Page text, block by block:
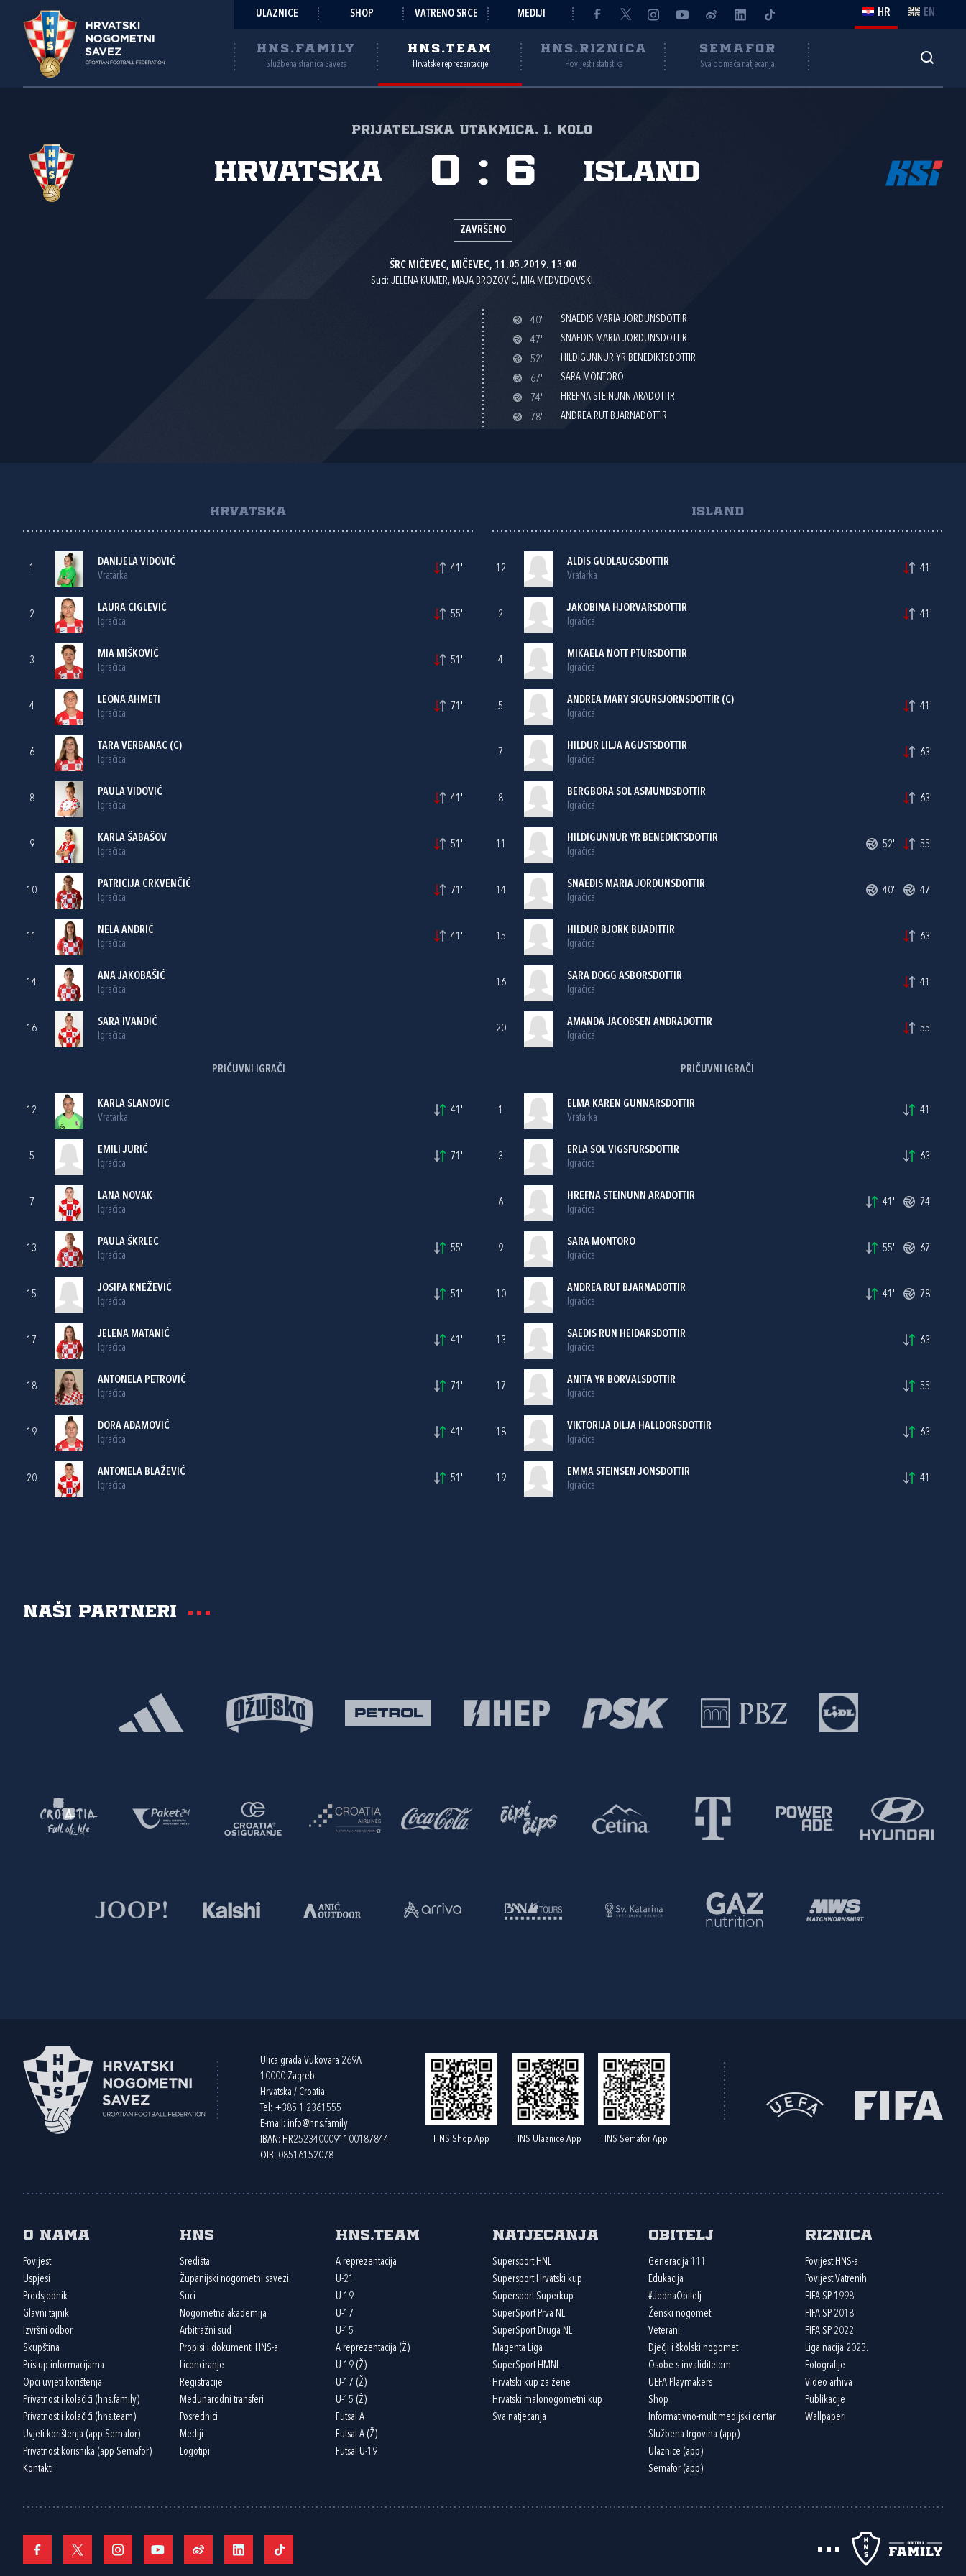
ULAZNICE SHOP VATRENO SRCE MEDIJI HR EN
HNS.FAMILY
Službena stranica Saveza
HNS.TEAM
Hrvatske reprezentacije
HNS.RIZNICA
Povijest i statistika
SEMAFOR
Sva domaća natjecanja
Prijateljska utakmica, 1. kolo
Hrvatska Island
0 : 6
ZAVRŠENO
ŠRC MIČEVEC, MIČEVEC, 11.05.2019. 13:00
Suci: JELENA KUMER, MAJA BROZOVIĆ, MIA MEDVEDOVSKI.
40'
SNAEDIS MARIA JORDUNSDOTTIR
47'
SNAEDIS MARIA JORDUNSDOTTIR
52'
HILDIGUNNUR YR BENEDIKTSDOTTIR
67'
SARA MONTORO
74'
HREFNA STEINUNN ARADOTTIR
78'
ANDREA RUT BJARNADOTTIR
HRVATSKA
1
DANIJELA VIDOVIĆ
Vratarka
41'
2
LAURA CIGLEVIĆ
Igračica
55'
3
MIA MIŠKOVIĆ
Igračica
51'
4
LEONA AHMETI
Igračica
71'
6
TARA VERBANAC (C)
Igračica
8
PAULA VIDOVIĆ
Igračica
41'
9
KARLA ŠABAŠOV
Igračica
51'
10
PATRICIJA CRKVENČIĆ
Igračica
71'
11
NELA ANDRIĆ
Igračica
41'
14
ANA JAKOBAŠIĆ
Igračica
16
SARA IVANDIĆ
Igračica
PRIČUVNI IGRAČI
12
KARLA SLANOVIC
Vratarka
41'
5
EMILI JURIĆ
Igračica
71'
7
LANA NOVAK
Igračica
13
PAULA ŠKRLEC
Igračica
55'
15
JOSIPA KNEŽEVIĆ
Igračica
51'
17
JELENA MATANIĆ
Igračica
41'
18
ANTONELA PETROVIĆ
Igračica
71'
19
DORA ADAMOVIĆ
Igračica
41'
20
ANTONELA BLAŽEVIĆ
Igračica
51'
ISLAND
12
ALDIS GUDLAUGSDOTTIR
Vratarka
41'
2
JAKOBINA HJORVARSDOTTIR
Igračica
41'
4
MIKAELA NOTT PTURSDOTTIR
Igračica
5
ANDREA MARY SIGURSJORNSDOTTIR (C)
Igračica
41'
7
HILDUR LILJA AGUSTSDOTTIR
Igračica
63'
8
BERGBORA SOL ASMUNDSDOTTIR
Igračica
63'
11
HILDIGUNNUR YR BENEDIKTSDOTTIR
Igračica
52' 55'
14
SNAEDIS MARIA JORDUNSDOTTIR
Igračica
40' 47'
15
HILDUR BJORK BUADITTIR
Igračica
63'
16
SARA DOGG ASBORSDOTTIR
Igračica
41'
20
AMANDA JACOBSEN ANDRADOTTIR
Igračica
55'
PRIČUVNI IGRAČI
1
ELMA KAREN GUNNARSDOTTIR
Vratarka
41'
3
ERLA SOL VIGSFURSDOTTIR
Igračica
63'
6
HREFNA STEINUNN ARADOTTIR
Igračica
41' 74'
9
SARA MONTORO
Igračica
55' 67'
10
ANDREA RUT BJARNADOTTIR
Igračica
41' 78'
13
SAEDIS RUN HEIDARSDOTTIR
Igračica
63'
17
ANITA YR BORVALSDOTTIR
Igračica
55'
18
VIKTORIJA DILJA HALLDORSDOTTIR
Igračica
63'
19
EMMA STEINSEN JONSDOTTIR
Igračica
41'
Naši partneri
Ulica grada Vukovara 269A
10000 Zagreb
Hrvatska / Croatia
Tel: +385 1 2361555
E-mail: info@hns.family
IBAN: HR2523400091100187844
OIB: 08516152078
HNS Shop App HNS Ulaznice App HNS Semafor App
O nama
Povijest
Uspjesi
Predsjednik
Glavni tajnik
Izvršni odbor
Skupština
Pristup informacijama
Opći uvjeti korištenja
Privatnost i kolačići (hns.family)
Privatnost i kolačići (hns.team)
Uvjeti korištenja (app Semafor)
Privatnost korisnika (app Semafor)
Kontakti
HNS
Središta
Županijski nogometni savezi
Suci
Nogometna akademija
Arbitražni sud
Propisi i dokumenti HNS-a
Licenciranje
Registracije
Međunarodni transferi
Posrednici
Mediji
Logotipi
HNS.team
A reprezentacija
U-21
U-19
U-17
U-15
A reprezentacija (Ž)
U-19 (Ž)
U-17 (Ž)
U-15 (Ž)
Futsal A
Futsal A (Ž)
Futsal U-19
Natjecanja
Supersport HNL
Supersport Hrvatski kup
Supersport Superkup
SuperSport Prva NL
SuperSport Druga NL
Magenta Liga
SuperSport HMNL
Hrvatski kup za žene
Hrvatski malonogometni kup
Sva natjecanja
Obitelj
Generacija 111
Edukacija
#JednaObitelj
Ženski nogomet
Veterani
Dječji i školski nogomet
Osobe s invaliditetom
UEFA Playmakers
Shop
Informativno-multimedijski centar
Službena trgovina (app)
Ulaznice (app)
Semafor (app)
Riznica
Povijest HNS-a
Povijest Vatrenih
FIFA SP 1998.
FIFA SP 2018.
FIFA SP 2022.
Liga nacija 2023.
Fotografije
Video arhiva
Publikacije
Wallpaperi